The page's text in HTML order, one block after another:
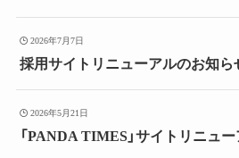
2026年7月7日
採用サイトリニューアルのお知ら
2026年5月21日
「PANDA TIMES」サイトリニュ